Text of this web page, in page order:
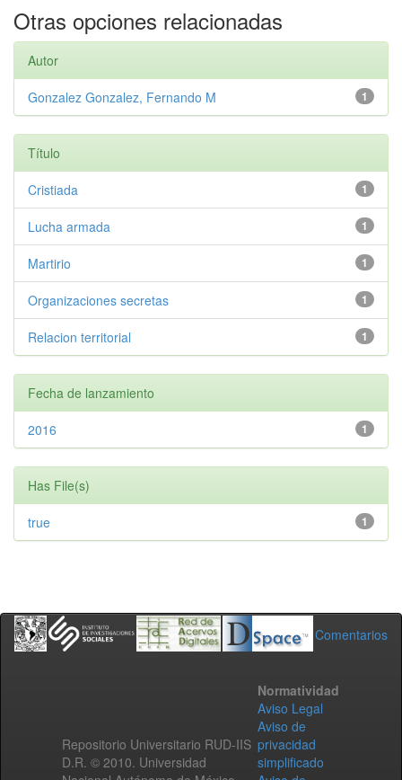
Otras opciones relacionadas
Autor
1
Gonzalez Gonzalez, Fernando M
Título
1
Cristiada
1
Lucha armada
1
Martirio
1
Organizaciones secretas
1
Relacion territorial
Fecha de lanzamiento
1
2016
Has File(s)
1
true
Comentarios
Repositorio Universitario RUD-IIS
D.R. © 2010. Universidad
Normatividad
Aviso Legal
Aviso de
privacidad
simplificado